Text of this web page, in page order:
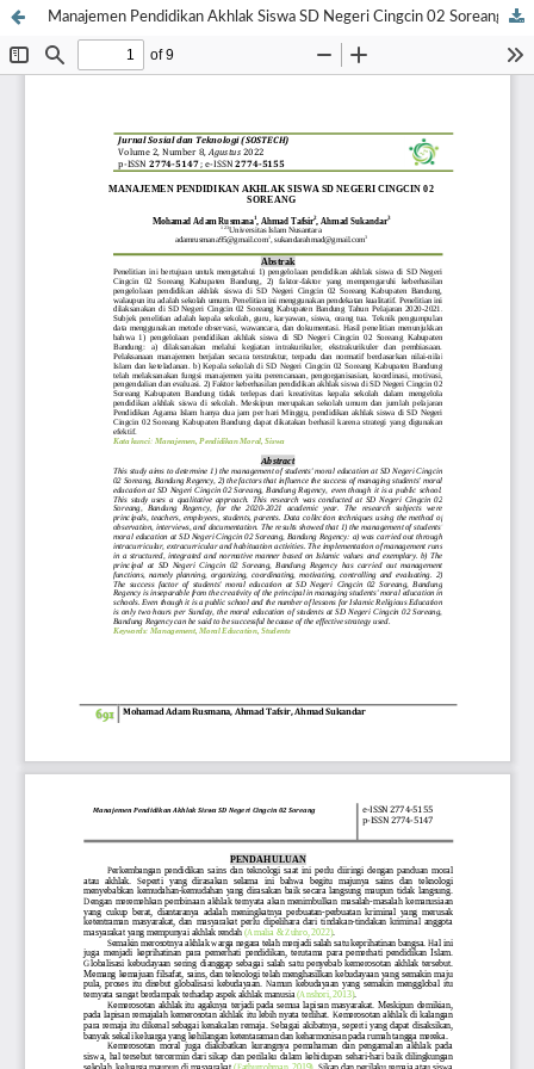
Manajemen Pendidikan Akhlak Siswa SD Negeri Cingcin 02 Soreang